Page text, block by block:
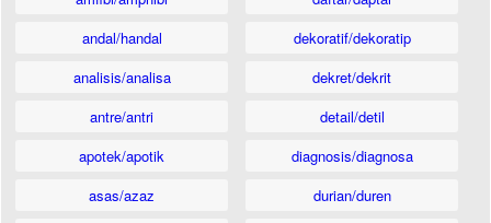
andal/handal
analisis/analisa
antre/antri
apotek/apotik
asas/azaz
dekoratif/dekoratip
dekret/dekrit
detail/detil
diagnosis/diagnosa
durian/duren